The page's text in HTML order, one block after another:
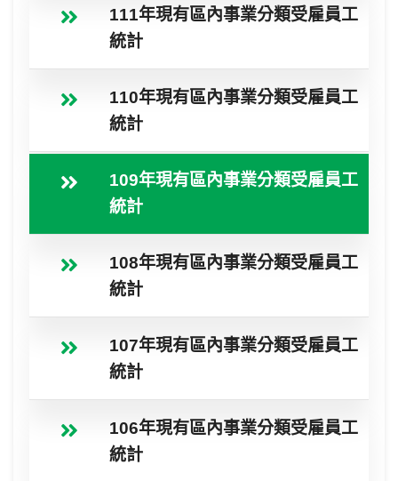
111年現有區內事業分類受雇員工
統計
110年現有區內事業分類受雇員工
統計
109年現有區內事業分類受雇員工
統計
108年現有區內事業分類受雇員工
統計
107年現有區內事業分類受雇員工
統計
106年現有區內事業分類受雇員工
統計